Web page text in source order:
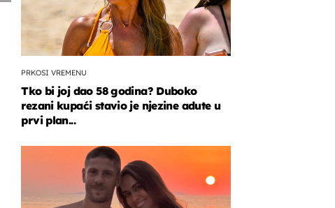
PRKOSI VREMENU
Tko bi joj dao 58 godina? Duboko
rezani kupaći stavio je njezine adute u
prvi plan...